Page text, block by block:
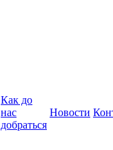
Как до
нас
добраться
Новости